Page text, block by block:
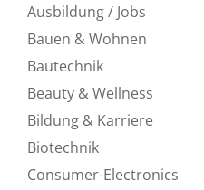
Ausbildung / Jobs
Bauen & Wohnen
Bautechnik
Beauty & Wellness
Bildung & Karriere
Biotechnik
Consumer-Electronics